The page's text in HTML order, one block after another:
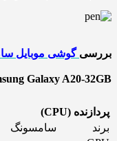
بررسی گوشی موبایل
Galaxy A20-32GB
برند
سامسونگ
پردازنده (CPU)